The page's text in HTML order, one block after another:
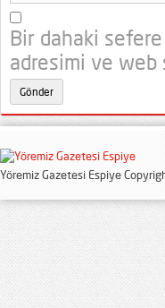
Bir dahaki sefere
adresimi ve web
Yöremiz Gazetesi Espiye